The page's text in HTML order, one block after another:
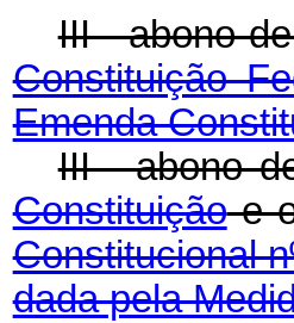
III - abono
Constituição
Emenda
III - abono
Constituiçãoe
Constitucional
dada pela